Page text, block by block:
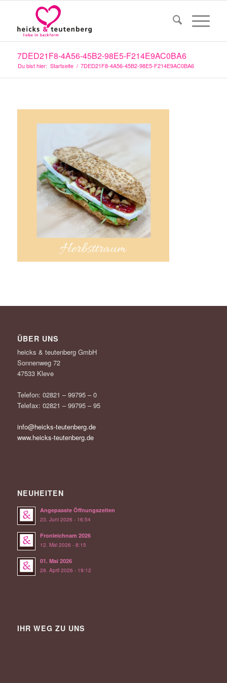
7DED21F8-4A56-45B2-98E5-F214E9AC0BA6
Du bist hier: Startseite / 7DED21F8-4A56-45B2-98E5-F214E9AC0BA6
ÜBER UNS
heicks & teutenberg GmbH
Sonnenweg 72
47533 Kleve
Telefon: 02821 – 99795 – 0
Telefax: 02821 – 99795 – 95
info@heicks-teutenberg.de
www.heicks-teutenberg.de
NEUHEITEN
Angepasste Öffnungszeiten
23. Juni 2026 - 16:54
Fronleichnam 2026
12. Mai 2026 - 8:15
01. Mai 2026
28. April 2026 - 19:12
IHR WEG ZU UNS